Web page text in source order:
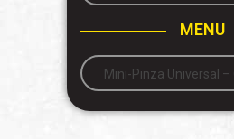
MENU
Mini-Pinza Universal –